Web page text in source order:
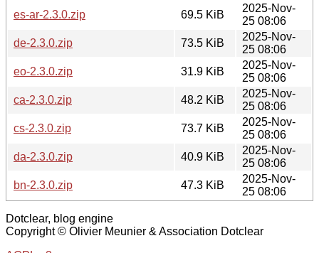
es-ar-2.3.0.zip
69.5 KiB
2025-Nov-
25 08:06
de-2.3.0.zip
73.5 KiB
2025-Nov-
25 08:06
eo-2.3.0.zip
31.9 KiB
2025-Nov-
25 08:06
ca-2.3.0.zip
48.2 KiB
2025-Nov-
25 08:06
cs-2.3.0.zip
73.7 KiB
2025-Nov-
25 08:06
da-2.3.0.zip
40.9 KiB
2025-Nov-
25 08:06
bn-2.3.0.zip
47.3 KiB
2025-Nov-
25 08:06
Dotclear, blog engine
Copyright © Olivier Meunier & Association Dotclear